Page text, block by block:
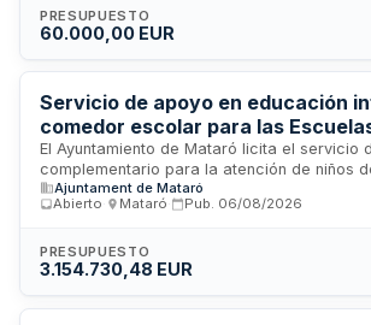
años, dado que el municipio no dispone de
humanos ni materiales propios. El
en mejor relación calidad-precio. La
escolar, prorrogable por uno más.
PRESUPUESTO
60.000,00 EUR
Servicio de apoyo en educación
comedor escolar para las
municipales de Mataró
El Ayuntamiento de Mataró licita el servicio
complementario para la atención de niños
tres años en sus Escuelas Bressol
comprende servicios de apoyo en comedor,
a cubrir necesidades que el personal
atender directamente.
Ajuntament de Mataró
Abierto
Mataró Pub. 06/08/2026
PRESUPUESTO
3.154.730,48 EUR